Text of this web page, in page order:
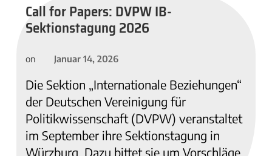
Call for Papers: DVPW IB-
Sektionstagung 2026
on Januar 14, 2026
Die Sektion „Internationale Beziehungen“
der Deutschen Vereinigung für
Politikwissenschaft (DVPW) veranstaltet
im September ihre Sektionstagung in
Würzburg. Dazu bittet sie um Vorschläge